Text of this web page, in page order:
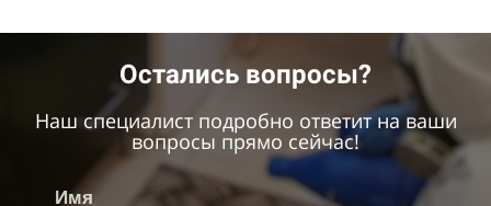
Остались вопросы?
Наш специалист подробно ответит на ваши
вопросы прямо сейчас!
Имя